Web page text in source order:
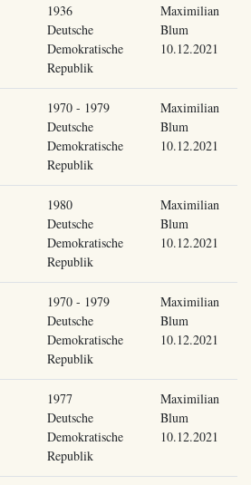
1936
Deutsche
Demokratische
Republik
Maximilian
Blum
10.12.2021
1970 - 1979
Deutsche
Demokratische
Republik
Maximilian
Blum
10.12.2021
1980
Deutsche
Demokratische
Republik
Maximilian
Blum
10.12.2021
1970 - 1979
Deutsche
Demokratische
Republik
Maximilian
Blum
10.12.2021
1977
Deutsche
Demokratische
Republik
Maximilian
Blum
10.12.2021